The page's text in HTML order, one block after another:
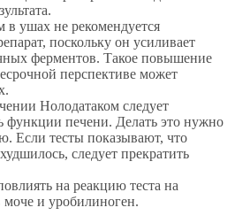
ушах не рекомендуется
поскольку он усиливает
ферментов. Такое повышение
перспективе может
Нолодатаком следует
функции печени. Делать это нужно
Если тесты показывают, что
следует прекратить
на реакцию теста на
и уробилиноген.